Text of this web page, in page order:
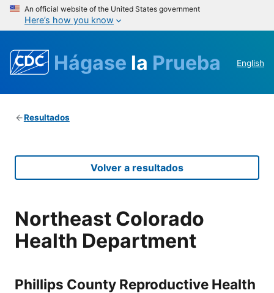
An official website of the United States government
Here’s how you know
Hágase la Prueba English
Resultados
Volver a resultados
Northeast Colorado
Health Department
Phillips County Reproductive Health